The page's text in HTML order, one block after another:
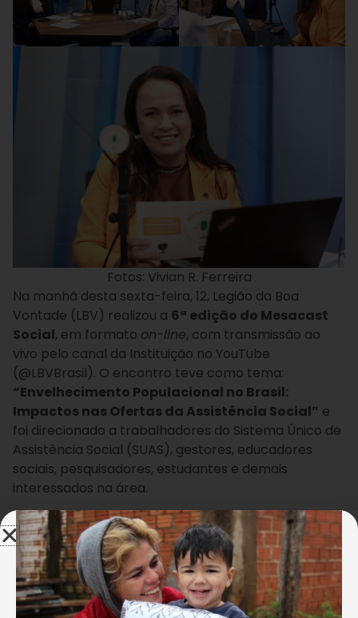
Fotos: Vivian R. Ferreira
Na manhã desta sexta-feira, 12, Legião da Boa
Vontade (LBV) realizou a 6ª edição do Mesacast
Social, em formato on-line, com transmissão ao
vivo pelo canal da Instituição no YouTube
(@LBVBrasil). O encontro teve como tema:
“Envelhecimento Populacional no Brasil:
Impactos nas Ofertas da Assistência Social” e
foi direcionado a trabalhadores do Sistema Único de
Assistência Social (SUAS), gestores, educadores
sociais, pesquisadores, estudantes e demais
interessados na área.
O debate partiu de uma realidade urgente: o Brasil
vive uma transição demográfica acelerada. Em 2030,
o país terá mais pessoas com 60 anos ou mais do
que crianças e adolescentes. Essa transformação, já
perceptível nos territórios, impõe novos desafios às